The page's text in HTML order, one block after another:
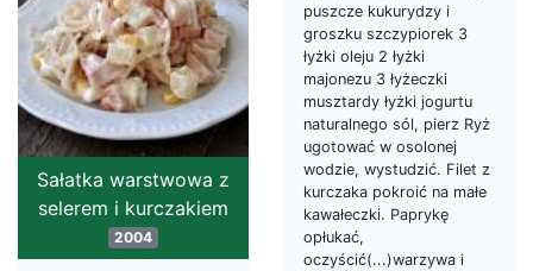
puszcze kukurydzy i
groszku szczypiorek 3
łyżki oleju 2 łyżki
majonezu 3 łyżeczki
musztardy łyżki jogurtu
naturalnego sól, pierz Ryż
ugotować w osolonej
wodzie, wystudzić. Filet z
kurczaka pokroić na małe
kawałeczki. Paprykę
opłukać,
oczyścić(...)warzywa i
Sałatka warstwowa z
selerem i kurczakiem
2004